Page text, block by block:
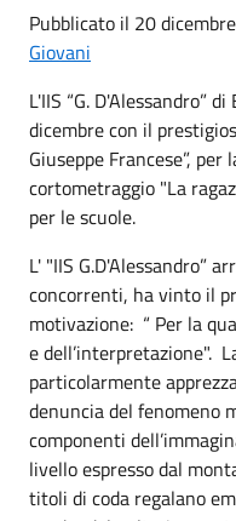
Pubblicato il 20
Giovani
L'IIS “G. D'Alessandro”
dicembre con il
Giuseppe Francese”,
cortometraggio "La
per le scuole.
L' "IIS G.D'Alessandro”
concorrenti, ha vinto il
motivazione: “ Per la
e dell’interpretazione".
particolarmente
denuncia del fenomeno
componenti
livello espresso dal
titoli di coda regalano